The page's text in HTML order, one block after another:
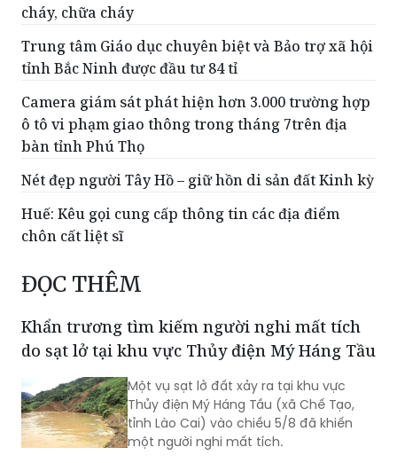
tỉnh Bắc Ninh được đầu tư 84 tỉ
Camera giám sát phát hiện hơn 3.000 trường hợp
ô tô vi phạm giao thông trong tháng 7trên địa
bàn tỉnh Phú Thọ
Nét đẹp người Tây Hồ – giữ hồn di sản đất Kinh kỳ
chôn cất liệt sĩ
ĐỌC THÊM
Khẩn trương tìm kiếm người nghi mất tích
Một vụ sạt lở đất xảy ra tại khu vực
Thủy điện Mý Háng Tầu (xã Chế Tạo,
tỉnh Lào Cai) vào chiều 5/8 đã khiến
một người nghi mất tích.
Quảng Ninh: Chương trình “Vì nạn nhân